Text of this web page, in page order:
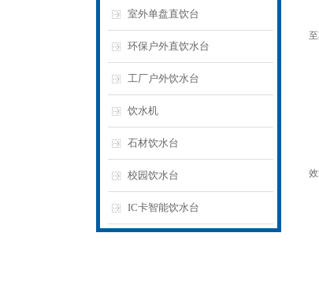
室外单盘直饮台
环保户外直饮水台
工厂户外饮水台
饮水机
石材饮水台
校园饮水台
IC卡智能饮水台
效